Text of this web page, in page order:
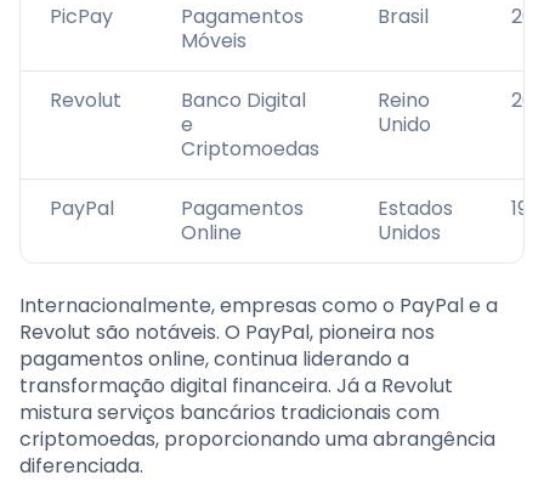
PicPay
Pagamentos
Móveis
Brasil
Revolut
Banco Digital
e
Criptomoedas
Reino
Unido
PayPal
Pagamentos
Online
Estados
Unidos
Internacionalmente, empresas como o PayPal e a
Revolut são notáveis. O PayPal, pioneira nos
pagamentos online, continua liderando a
transformação digital financeira. Já a Revolut
mistura serviços bancários tradicionais com
criptomoedas, proporcionando uma abrangência
diferenciada.